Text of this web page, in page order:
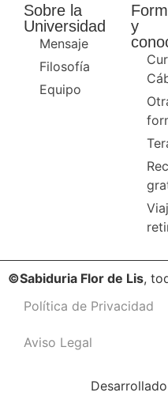
Sobre la
Universidad
Mensaje
Filosofía
Equipo
y
©Sabiduria Flor de Lis,
Política de Privacidad
Aviso Legal